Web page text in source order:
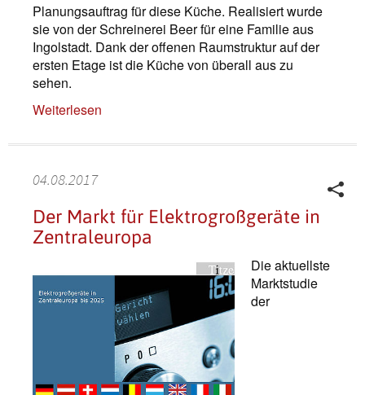
Planungsauftrag für diese Küche. Realisiert wurde
sie von der Schreinerei Beer für eine Familie aus
Ingolstadt. Dank der offenen Raumstruktur auf der
ersten Etage ist die Küche von überall aus zu
sehen.
Weiterlesen
04.08.2017
Der Markt für Elektrogroßgeräte in
Zentraleuropa
Die aktuellste
Marktstudie
der